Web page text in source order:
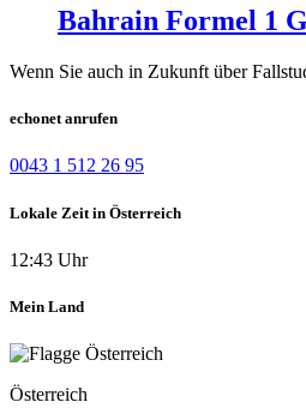
Bahrain Formel 1
Wenn Sie auch in Zukunft über
echonet anrufen
0043 1 512 26 95
Lokale Zeit in Österreich
12:43 Uhr
Mein Land
Österreich